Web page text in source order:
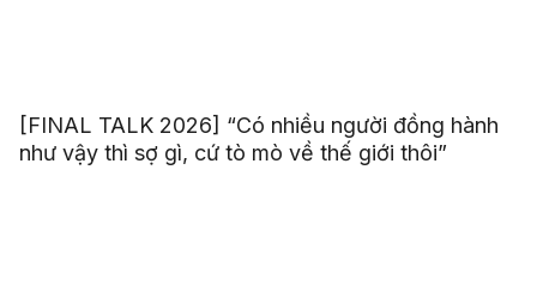
[FINAL TALK 2026] “Có nhiều người đồng hành
như vậy thì sợ gì, cứ tò mò về thế giới thôi”